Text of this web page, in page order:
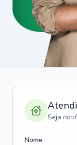
Seja
Nome